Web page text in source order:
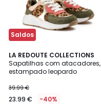
Saldos
LA REDOUTE COLLECTIONS
Sapatilhas com atacadores,
estampado leopardo
39.99 €
23.99 € -40%
4,7
/ 5